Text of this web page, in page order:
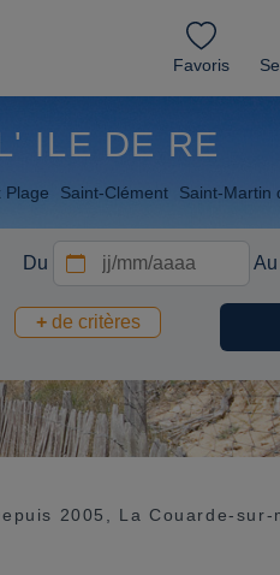
Favoris
ILE DE RE
Plage Saint-Clément Saint-Martin
Du Au
+de critères
2005, La Couarde-sur-